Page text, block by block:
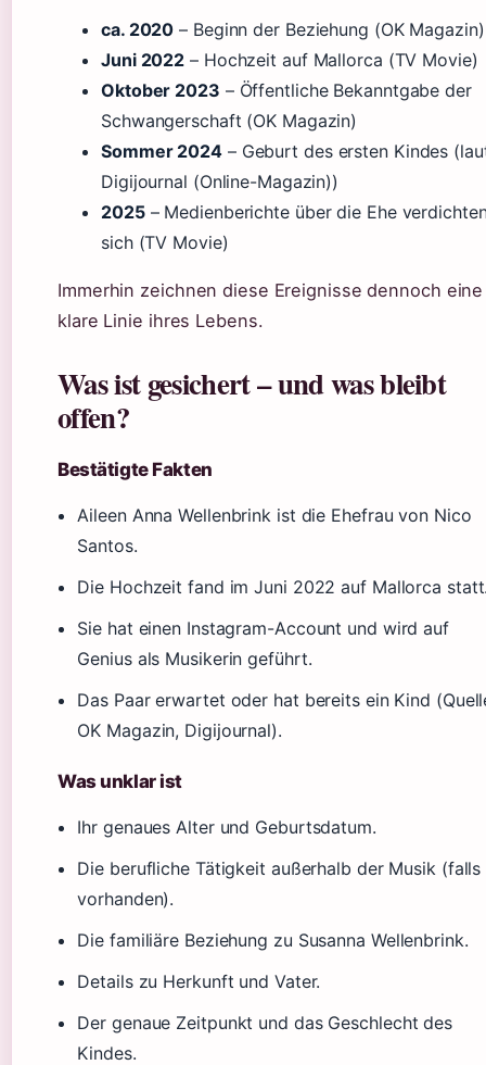
ca. 2020 – Beginn der Beziehung (OK Magazin)
Juni 2022 – Hochzeit auf Mallorca (TV Movie)
Oktober 2023 – Öffentliche Bekanntgabe der
Schwangerschaft (OK Magazin)
Sommer 2024– Geburt des ersten Kindes
Digijournal (Online-Magazin))
2025– Medienberichte über die Ehe
sich (TV Movie)
Immerhin zeichnen diese Ereignisse dennoch eine
klare Linie ihres Lebens.
Was ist gesichert – und was bleibt
offen?
Bestätigte Fakten
Aileen Anna Wellenbrink ist die Ehefrau von Nico
Santos.
Die Hochzeit fand im Juni 2022 auf Mallorca
Sie hat einen Instagram-Account und wird auf
Genius als Musikerin geführt.
Das Paar erwartet oder hat bereits ein Kind
OK Magazin, Digijournal).
Was unklar ist
Ihr genaues Alter und Geburtsdatum.
Die berufliche Tätigkeit außerhalb der Musik (falls
vorhanden).
Die familiäre Beziehung zu Susanna Wellenbrink.
Details zu Herkunft und Vater.
Der genaue Zeitpunkt und das Geschlecht des
Kindes.